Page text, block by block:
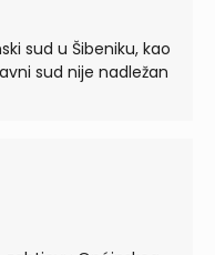
sud u Šibeniku, kao
sud nije nadležan